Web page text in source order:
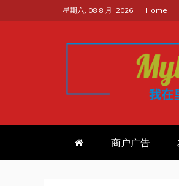
至
星期六, 08 8 月, 2026 Home
我的
商户广告